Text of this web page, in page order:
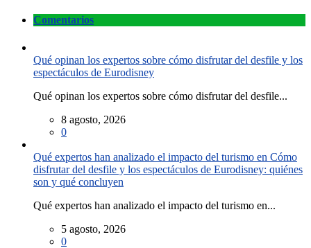
Comentarios
Qué opinan los expertos sobre cómo disfrutar del desfile y los
espectáculos de Eurodisney
Qué opinan los expertos sobre cómo disfrutar del desfile...
8 agosto, 2026
0
Qué expertos han analizado el impacto del turismo en Cómo
disfrutar del desfile y los espectáculos de Eurodisney: quiénes
son y qué concluyen
Qué expertos han analizado el impacto del turismo en...
5 agosto, 2026
0